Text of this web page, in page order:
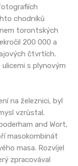
chodníků
torontských
200 000 a
čtvrtích.
s plynovým
na železnici, byl
vzrůstal.
and Wort,
masokombinát
masa. Rozvíjel
zpracovával